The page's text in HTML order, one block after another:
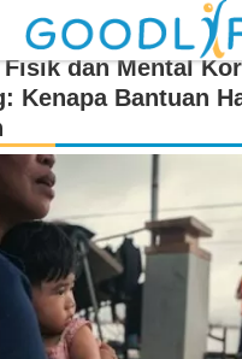
Fisik dan Mental
Kenapa Bantuan